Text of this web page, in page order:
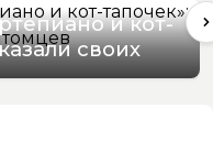
и кот-
своих